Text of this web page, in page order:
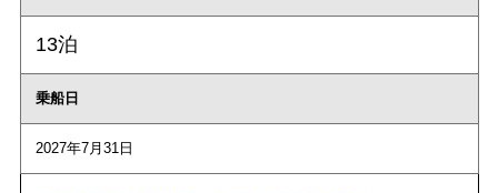
13泊
乗船日
2027年7月31日